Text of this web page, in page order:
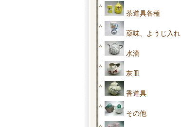
茶道具各種
薬味、ようじ入れ
水滴
灰皿
香道具
その他